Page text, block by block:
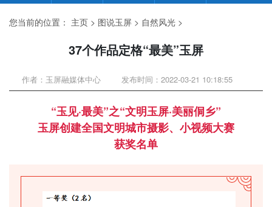
您当前的位置： 主页 > 图说玉屏 > 自然风光 >
37个作品定格“最美”玉屏
作者：玉屏融媒体中心 发布时间：2022-03-21 10:18:55
“玉见·最美”之“文明玉屏·美丽侗乡”
玉屏创建全国文明城市摄影、小视频大赛
获奖名单